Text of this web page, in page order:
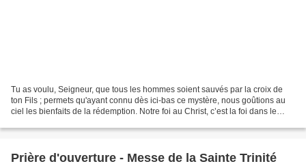
Tu as voulu, Seigneur, que tous les hommes soient sauvés par la croix de
ton Fils ; permets qu'ayant connu dès ici-bas ce mystère, nous goûtions au
ciel les bienfaits de la rédemption. Notre foi au Christ, c’est la foi dans le
Prière d'ouverture - Messe de la Sainte Trinité